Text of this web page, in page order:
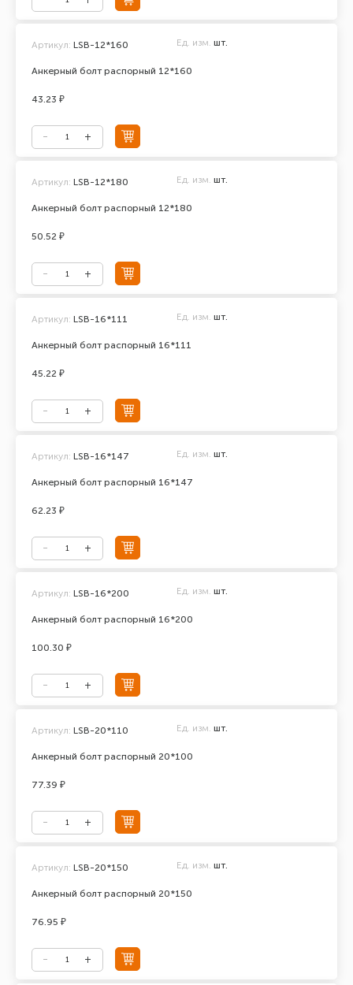
Анкерный болт распорный 12*160
Артикул: LSB-12*160 Ед. изм. шт.
43.23 ₽
Анкерный болт распорный 12*180
Артикул: LSB-12*180 Ед. изм. шт.
50.52 ₽
Анкерный болт распорный 16*111
Артикул: LSB-16*111 Ед. изм. шт.
45.22 ₽
Анкерный болт распорный 16*147
Артикул: LSB-16*147 Ед. изм. шт.
62.23 ₽
Анкерный болт распорный 16*200
Артикул: LSB-16*200 Ед. изм. шт.
100.30 ₽
Анкерный болт распорный 20*100
Артикул: LSB-20*110 Ед. изм. шт.
77.39 ₽
Анкерный болт распорный 20*150
Артикул: LSB-20*150 Ед. изм. шт.
76.95 ₽